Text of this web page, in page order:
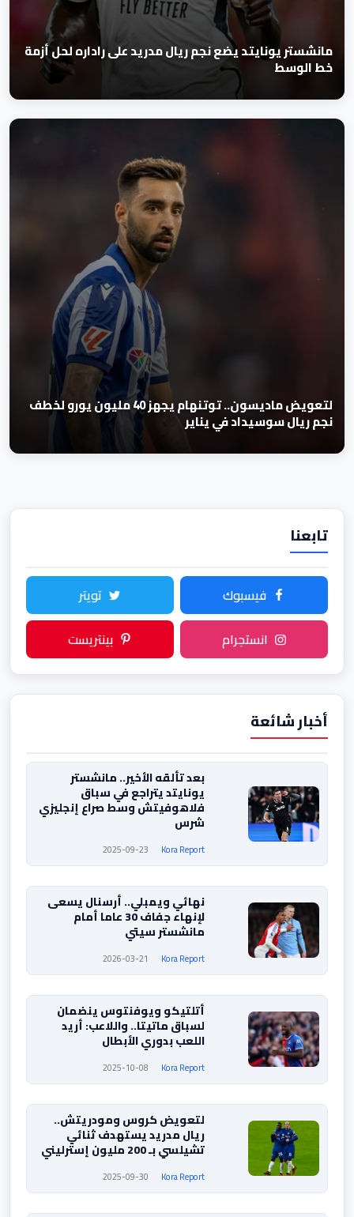
مانشستر يونايتد يضع نجم ريال مدريد على راداره لحل أزمة
خط الوسط
لتعويض ماديسون.. توتنهام يجهز 40 مليون يورو لخطف
نجم ريال سوسيداد في يناير
تابعنا
فيسبوك
تويتر
انستجرام
بينتريست
أخبار شائعة
بعد تألقه الأخير.. مانشستر
يونايتد يتراجع في سباق
فلاهوفيتش وسط صراع إنجليزي
شرس
Kora Report
2025-09-23
نهائي ويمبلي.. أرسنال يسعى
لإنهاء جفاف 30 عاما أمام
مانشستر سيتي
Kora Report
2026-03-21
أتلتيكو ويوفنتوس ينضمان
لسباق ماتيتا.. واللاعب: أريد
اللعب بدوري الأبطال
Kora Report
2025-10-08
لتعويض كروس ومودريتش..
ريال مدريد يستهدف ثنائي
تشيلسي بـ 200 مليون إسترليني
Kora Report
2025-09-30